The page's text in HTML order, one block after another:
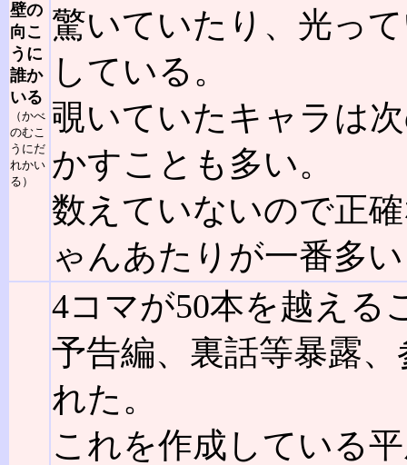
壁の
向こ
うに
誰か
いる
（かべ
のむこ
うにだ
れかい
る）
驚いていたり、光っ
している。
覗いていたキャラは
かすことも多い。
数えていないので正
ゃんあたりが一番多
4コマが50本を越える
予告編、裏話等暴露
れた。
これを作成している